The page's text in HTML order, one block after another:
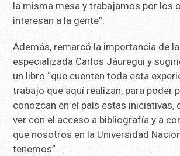
la misma mesa y trabajamos por los
interesan a la gente”.
Además, remarcó la importancia de
especializada Carlos Jáuregui y
un libro “que cuenten toda esta
trabajo que aquí realizan, para poder
conozcan en el país estas iniciativas,
ver con el acceso a bibliografía y a
que nosotros en la Universidad
tenemos”.